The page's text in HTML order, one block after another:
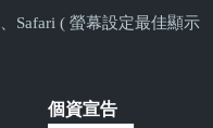
Safari ( 螢幕設定最佳顯示
個資宣告